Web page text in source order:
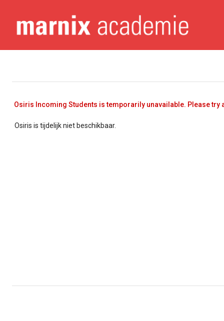
Osiris Incoming Students is temporarily unavailable. Please try
Osiris is tijdelijk niet beschikbaar.